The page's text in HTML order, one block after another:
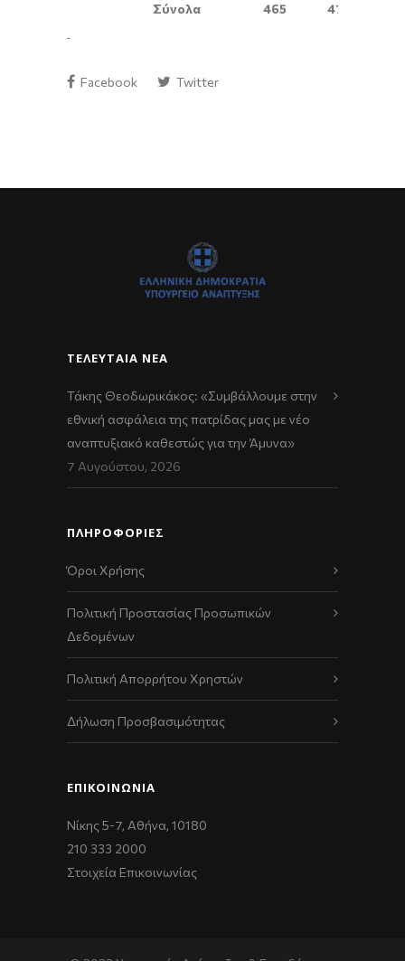
Σύνολα
465 47
Facebook Twitter
ΤΕΛΕΥΤΑΊΑ ΝΈΑ
Τάκης Θεοδωρικάκος: «Συμβάλλουμε στην
εθνική ασφάλεια της πατρίδας μας με νέο
αναπτυξιακό καθεστώς για την Άμυνα»
7 Αυγούστου, 2026
ΠΛΗΡΟΦΟΡΙΕΣ
Όροι Χρήσης
Πολιτική Προστασίας Προσωπικών
Δεδομένων
Πολιτική Απορρήτου Χρηστών
Δήλωση Προσβασιμότητας
ΕΠΙΚΟΙΝΩΝΊΑ
Νίκης 5-7, Αθήνα, 10180
210 333 2000
Στοιχεία Επικοινωνίας